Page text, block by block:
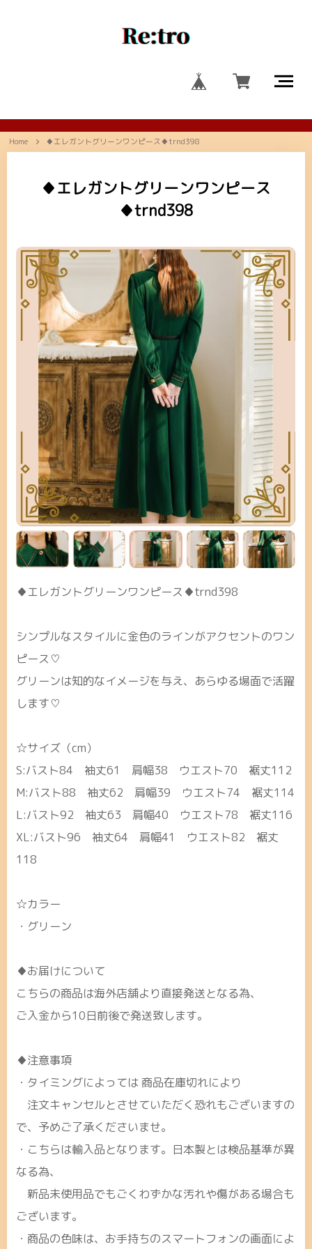
Home ♦エレガントグリーンワンピース♦trnd398
♦エレガントグリーンワンピース
♦trnd398
♦エレガントグリーンワンピース♦trnd398
シンプルなスタイルに金色のラインがアクセントのワン
ピース♡
グリーンは知的なイメージを与え、あらゆる場面で活躍
します♡
☆サイズ（cm）
S:バスト84 袖丈61 肩幅38 ウエスト70 裾丈112
M:バスト88 袖丈62 肩幅39 ウエスト74 裾丈114
L:バスト92 袖丈63 肩幅40 ウエスト78 裾丈116
XL:バスト96 袖丈64 肩幅41 ウエスト82 裾丈
118
☆カラー
・グリーン
♦お届けについて
こちらの商品は海外店舗より直接発送となる為、
ご入金から10日前後で発送致します。
♦注意事項
・タイミングによっては 商品在庫切れにより
注文キャンセルとさせていただく恐れもございますの
で、予めご了承くださいませ。
・こちらは輸入品となります。日本製とは検品基準が異
なる為、
新品未使用品でもごくわずかな汚れや傷がある場合も
ございます。
・商品の色味は、お手持ちのスマートフォンの画面によ